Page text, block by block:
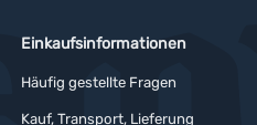
Einkaufsinformationen
Häufig gestellte Fragen
Kauf, Transport, Lieferung